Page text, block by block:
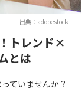
出典：adobestock
トレンド×
とは
ていませんか？